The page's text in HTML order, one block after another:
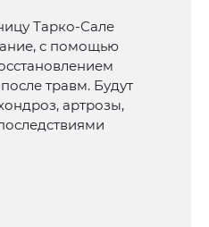
Тарко-Сале
с помощью
травм. Будут
артрозы,